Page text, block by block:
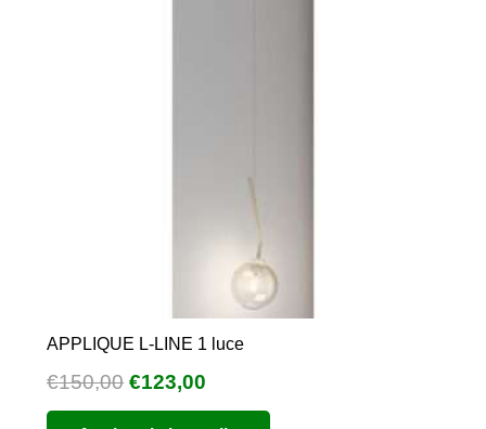
APPLIQUE L-LINE 1 luce
€150,00 Il
prezzo
€123,00
prezzo